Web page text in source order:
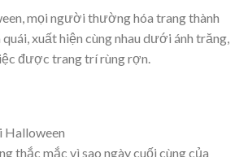
mọi người thường hóa trang thành
xuất hiện cùng nhau dưới ánh trăng,
được trang trí rùng rợn.
Halloween
thắc mắc vì sao ngày cuối cùng của